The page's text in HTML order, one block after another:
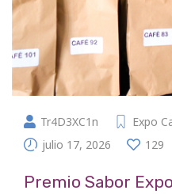
Tr4D3XC1n Expo
julio 17, 2026
129
Premio Sabor